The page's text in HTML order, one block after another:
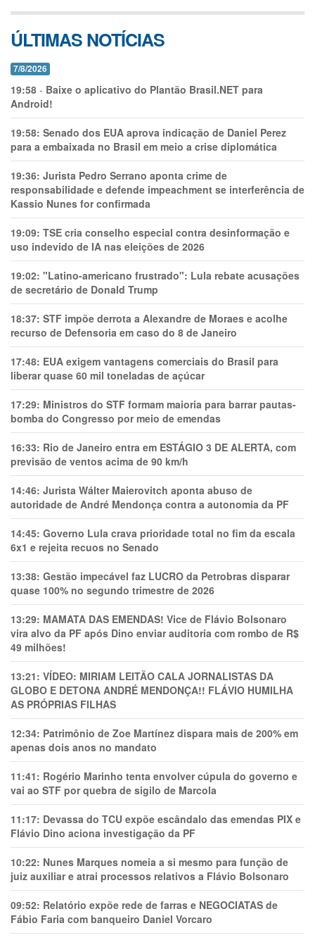
ÚLTIMAS NOTÍCIAS
7/8/2026
19:58 - Baixe o aplicativo do Plantão Brasil.NET para
Android!
19:58: Senado dos EUA aprova indicação de Daniel Perez
para a embaixada no Brasil em meio a crise diplomática
19:36: Jurista Pedro Serrano aponta crime de
responsabilidade e defende impeachment se interferência de
Kassio Nunes for confirmada
19:09: TSE cria conselho especial contra desinformação e
uso indevido de IA nas eleições de 2026
19:02: "Latino-americano frustrado": Lula rebate acusações
de secretário de Donald Trump
18:37: STF impõe derrota a Alexandre de Moraes e acolhe
recurso de Defensoria em caso do 8 de Janeiro
17:48: EUA exigem vantagens comerciais do Brasil para
liberar quase 60 mil toneladas de açúcar
17:29: Ministros do STF formam maioria para barrar pautas-
bomba do Congresso por meio de emendas
16:33: Rio de Janeiro entra em ESTÁGIO 3 DE ALERTA, com
previsão de ventos acima de 90 km/h
14:46: Jurista Wálter Maierovitch aponta abuso de
autoridade de André Mendonça contra a autonomia da PF
14:45: Governo Lula crava prioridade total no fim da escala
6x1 e rejeita recuos no Senado
13:38: Gestão impecável faz LUCRO da Petrobras disparar
quase 100% no segundo trimestre de 2026
13:29: MAMATA DAS EMENDAS! Vice de Flávio Bolsonaro
vira alvo da PF após Dino enviar auditoria com rombo de R$
49 milhões!
13:21: VÍDEO: MIRIAM LEITÃO CALA JORNALISTAS DA
GLOBO E DETONA ANDRÉ MENDONÇA!! FLÁVIO HUMILHA
AS PRÓPRIAS FILHAS
12:34: Patrimônio de Zoe Martínez dispara mais de 200% em
apenas dois anos no mandato
11:41: Rogério Marinho tenta envolver cúpula do governo e
vai ao STF por quebra de sigilo de Marcola
11:17: Devassa do TCU expõe escândalo das emendas PIX e
Flávio Dino aciona investigação da PF
10:22: Nunes Marques nomeia a si mesmo para função de
juiz auxiliar e atrai processos relativos a Flávio Bolsonaro
09:52: Relatório expõe rede de farras e NEGOCIATAS de
Fábio Faria com banqueiro Daniel Vorcaro